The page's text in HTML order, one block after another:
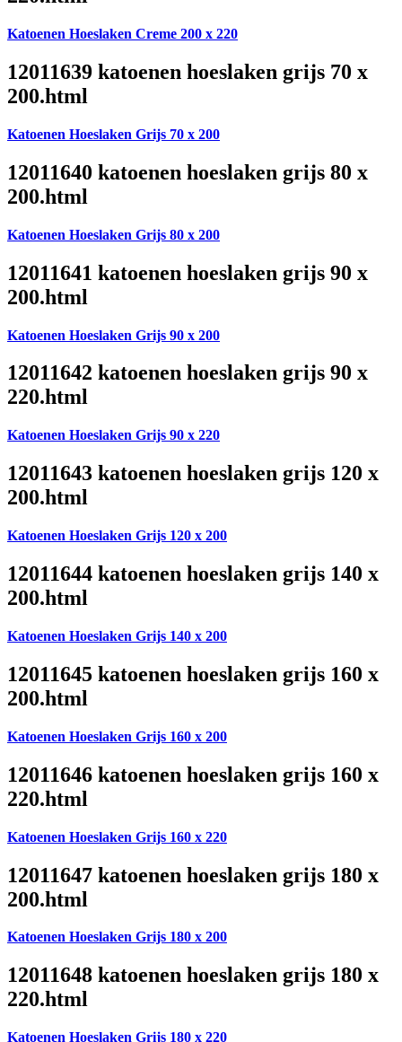
Katoenen Hoeslaken Creme 200 x 220
12011639 katoenen hoeslaken grijs 70 x
200.html
Katoenen Hoeslaken Grijs 70 x 200
12011640 katoenen hoeslaken grijs 80 x
200.html
Katoenen Hoeslaken Grijs 80 x 200
12011641 katoenen hoeslaken grijs 90 x
200.html
Katoenen Hoeslaken Grijs 90 x 200
12011642 katoenen hoeslaken grijs 90 x
220.html
Katoenen Hoeslaken Grijs 90 x 220
12011643 katoenen hoeslaken grijs 120 x
200.html
Katoenen Hoeslaken Grijs 120 x 200
12011644 katoenen hoeslaken grijs 140 x
200.html
Katoenen Hoeslaken Grijs 140 x 200
12011645 katoenen hoeslaken grijs 160 x
200.html
Katoenen Hoeslaken Grijs 160 x 200
12011646 katoenen hoeslaken grijs 160 x
220.html
Katoenen Hoeslaken Grijs 160 x 220
12011647 katoenen hoeslaken grijs 180 x
200.html
Katoenen Hoeslaken Grijs 180 x 200
12011648 katoenen hoeslaken grijs 180 x
220.html
Katoenen Hoeslaken Grijs 180 x 220